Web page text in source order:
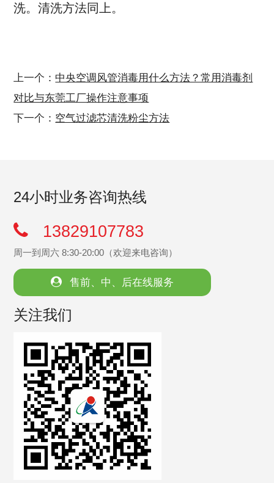
洗。清洗方法同上。
上一个： 中央空调风管消毒用什么方法？常用消毒剂
对比与东莞工厂操作注意事项
下一个： 空气过滤芯清洗粉尘方法
24小时业务咨询热线
13829107783
周一到周六 8:30-20:00（欢迎来电咨询）
售前、中、后在线服务
关注我们